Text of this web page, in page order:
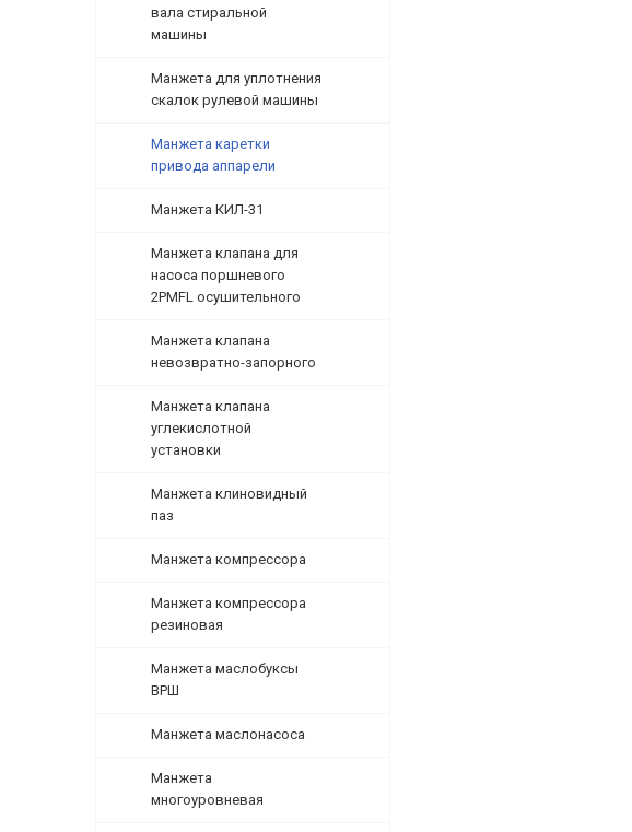
вала стиральной
машины
Манжета для уплотнения
скалок рулевой машины
Манжета каретки
привода аппарели
Манжета КИЛ-31
Манжета клапана для
насоса поршневого
2PMFL осушительного
Манжета клапана
невозвратно-запорного
Манжета клапана
углекислотной
установки
Манжета клиновидный
паз
Манжета компрессора
Манжета компрессора
резиновая
Манжета маслобуксы
ВРШ
Манжета маслонасоса
Манжета
многоуровневая